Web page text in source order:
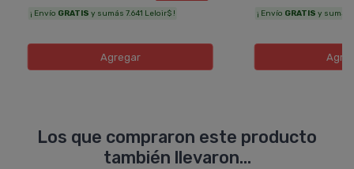
¡ Envío GRATIS y sumás 7.641 Leloir$ !
Agregar
¡ Envío GRATIS y sumás
Los que compraron este producto
también llevaron...